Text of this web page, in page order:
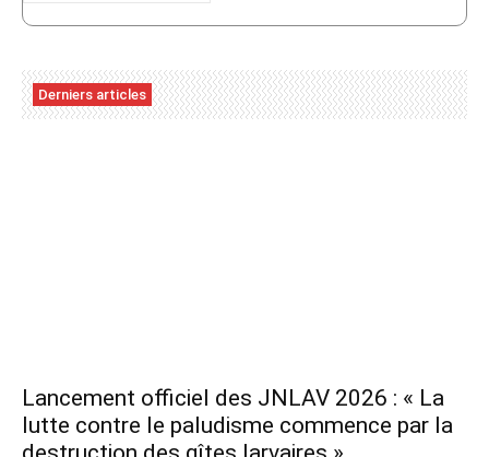
Derniers articles
Lancement officiel des JNLAV 2026 : « La
lutte contre le paludisme commence par la